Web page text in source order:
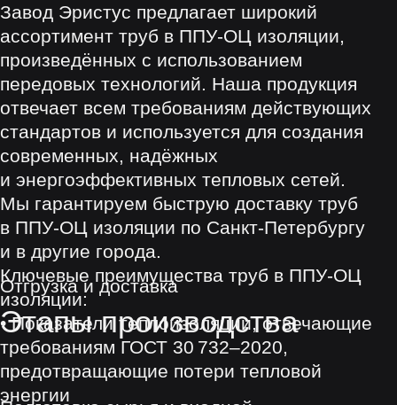
Комплекты заделки стыков